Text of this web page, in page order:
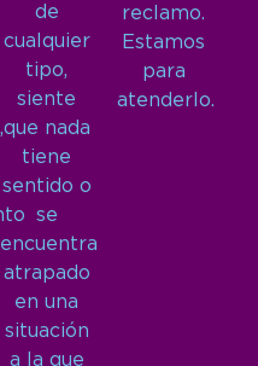
de
cualquier
tipo,
siente
que nada
tiene
sentido o
se
encuentra
atrapado
en una
situación
a la que
reclamo.
Estamos
para
atenderlo.